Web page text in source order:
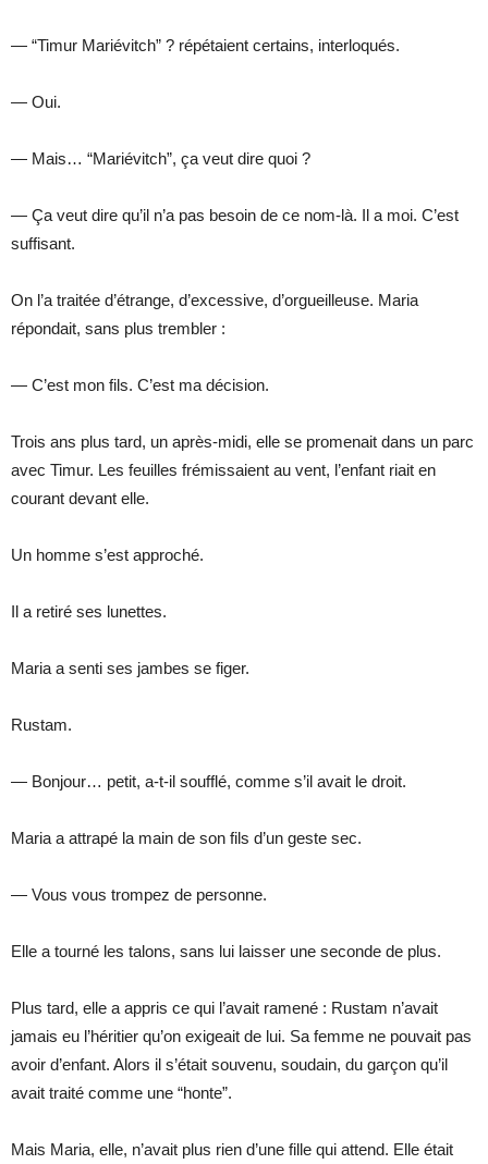
— “Timur Mariévitch” ? répétaient certains, interloqués.
— Oui.
— Mais… “Mariévitch”, ça veut dire quoi ?
— Ça veut dire qu’il n’a pas besoin de ce nom-là. Il a moi. C’est
suffisant.
On l’a traitée d’étrange, d’excessive, d’orgueilleuse. Maria
répondait, sans plus trembler :
— C’est mon fils. C’est ma décision.
Trois ans plus tard, un après-midi, elle se promenait dans un parc
avec Timur. Les feuilles frémissaient au vent, l’enfant riait en
courant devant elle.
Un homme s’est approché.
Il a retiré ses lunettes.
Maria a senti ses jambes se figer.
Rustam.
— Bonjour… petit, a-t-il soufflé, comme s’il avait le droit.
Maria a attrapé la main de son fils d’un geste sec.
— Vous vous trompez de personne.
Elle a tourné les talons, sans lui laisser une seconde de plus.
Plus tard, elle a appris ce qui l’avait ramené : Rustam n’avait
jamais eu l’héritier qu’on exigeait de lui. Sa femme ne pouvait pas
avoir d’enfant. Alors il s’était souvenu, soudain, du garçon qu’il
avait traité comme une “honte”.
Mais Maria, elle, n’avait plus rien d’une fille qui attend. Elle était